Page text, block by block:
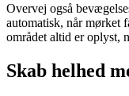
Overvej også
automatisk, når mørket
området altid er oplyst,
Skab helhed